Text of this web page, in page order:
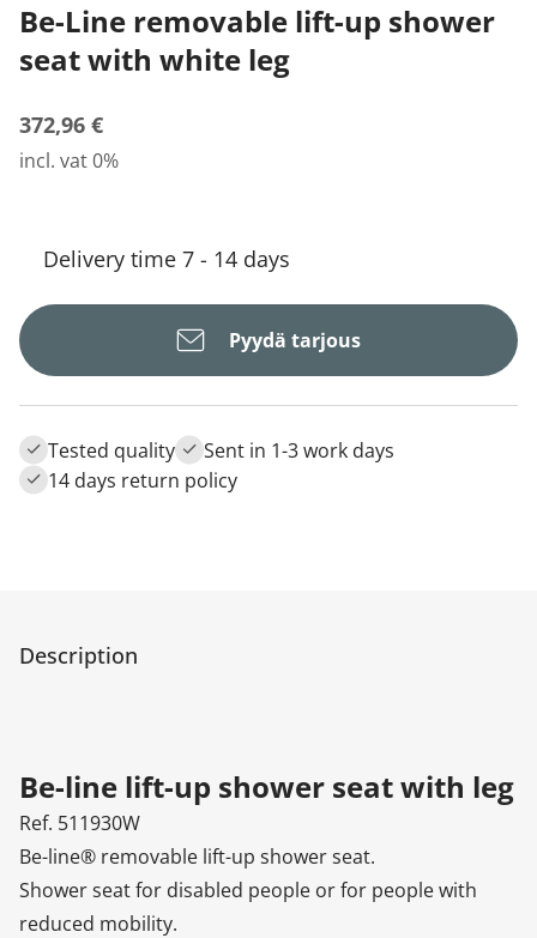
Be-Line removable lift-up shower
seat with white leg
372,96 €
incl. vat 0%
Delivery time 7 - 14 days
Pyydä tarjous
Tested quality
Sent in 1-3 work days
14 days return policy
Description
Be-line lift-up shower seat with leg
Ref. 511930W
Be-line® removable lift-up shower seat.
Shower seat for disabled people or for people with
reduced mobility.